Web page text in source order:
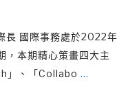
長 國際事務處於2022年
，本期精心策畫四大主
」、「Collabo …